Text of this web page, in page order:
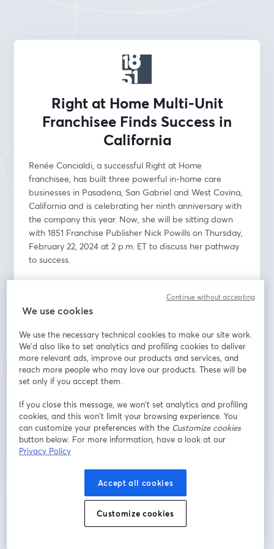
Right at Home Multi-Unit
Franchisee Finds Success in
California
Renée Concialdi, a successful Right at Home
franchisee, has built three powerful in-home care
businesses in Pasadena, San Gabriel and West Covina,
California and is celebrating her ninth anniversary with
the company this year. Now, she will be sitting down
with 1851 Franchise Publisher Nick Powills on Thursday,
February 22, 2024 at 2 p.m. ET to discuss her pathway
to success.
Tên*
Họ *
Đăng ký
Bằng việc đăng ký, bạn xác nhận và đồng ý với
mở trong tab mới
của chúng tôi Thông tin của bạn sẽ được chia sẻ với
người chủ trì.
We use cookies
We use the necessary technical cookies to make our site work.
We'd also like to set analytics and profiling cookies to deliver
more relevant ads, improve our products and services, and
reach more people who may love our products. These will be
set only if you accept them.
If you close this message, we won’t set analytics and profiling
cookies, and this won’t limit your browsing experience. You
can customize your preferences with the Customize cookies
button below. For more information, have a look at our
Privacy Policy
Accept all cookies
Customize cookies
Continue without accepting